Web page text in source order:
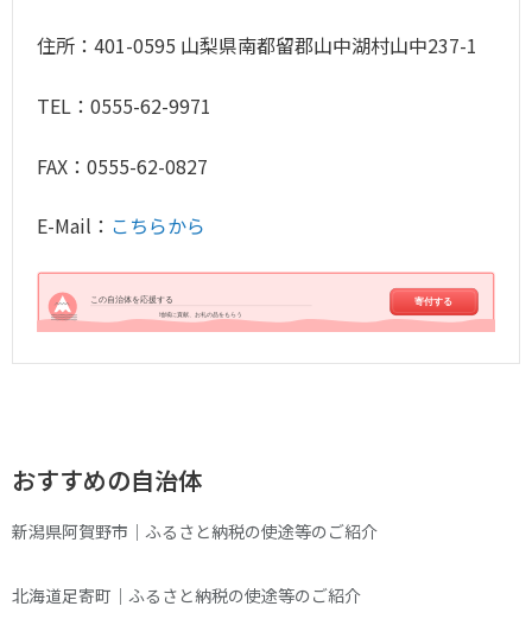
住所：401-0595 山梨県南都留郡山中湖村山中237-1
TEL：0555-62-9971
FAX：0555-62-0827
E-Mail： こちらから
この自治体を応援する
地域に貢献、お礼の品をもらう
寄付する
おすすめの自治体
新潟県阿賀野市｜ふるさと納税の使途等のご紹介
北海道足寄町｜ふるさと納税の使途等のご紹介